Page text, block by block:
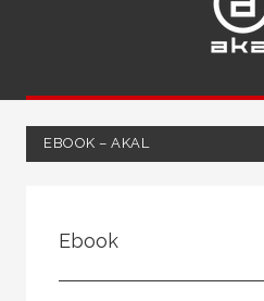
EBOOK – AKAL
Texto escolar
Educación artística
Ebook